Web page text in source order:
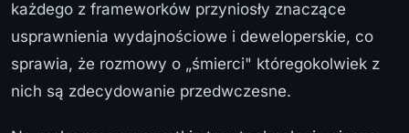
każdego z frameworków przyniosły znaczące
usprawnienia wydajnościowe i deweloperskie, co
sprawia, że rozmowy o „śmierci" któregokolwiek z
nich są zdecydowanie przedwczesne.